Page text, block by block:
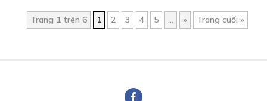
Trang 1 trên 6 1 2 3 4 5 ... » Trang cuối »